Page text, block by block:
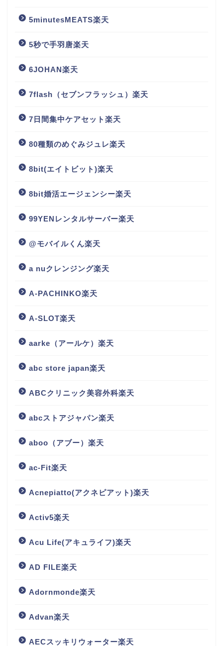
5minutesMEATS楽天
5秒で手羽唐楽天
6JOHAN楽天
7flash（セブンフラッシュ）楽天
7日間集中ケアセット楽天
80種類のめぐみジュレ楽天
8bit(エイトビット)楽天
8bit婚活エージェンシー楽天
99YENレンタルサーバー楽天
@モバイルくん楽天
a nuクレンジング楽天
A-PACHINKO楽天
A-SLOT楽天
aarke（アールケ）楽天
abc store japan楽天
ABCクリニック美容外科楽天
abcストアジャパン楽天
aboo（アブー）楽天
ac-Fit楽天
Acnepiatto(アクネピアット)楽天
Activ5楽天
Acu Life(アキュライフ)楽天
AD FILE楽天
Adornmonde楽天
Advan楽天
AECスッキリウォーター楽天